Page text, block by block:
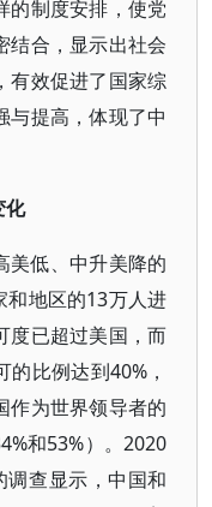
的制度安排，使党
结合，显示出社会
有效促进了国家综
与提高，体现了中
化
美低、中升美降的
和地区的13万人进
度已超过美国，而
比例达到40%，
作为世界领导者的
和53%）。2020
查显示，中国和